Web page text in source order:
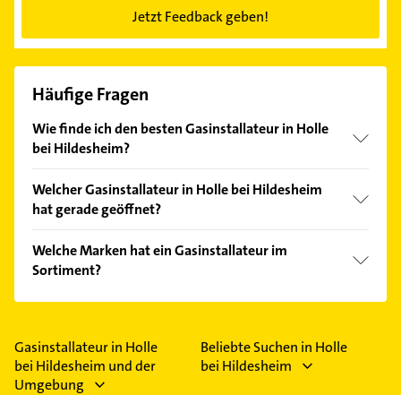
Jetzt Feedback geben!
Häufige Fragen
Wie finde ich den besten Gasinstallateur in Holle
bei Hildesheim?
Kundenmeinungen und profitieren Sie von den
Empfehlungen. Die Suchergebnisse können Sie sich
Welcher Gasinstallateur in Holle bei Hildesheim
hat gerade geöffnet?
Bitte beachten Sie, dass diese an Sonn- und
Feiertagen abweichen können.
Welche Marken hat ein Gasinstallateur im
Sortiment?
Der Gasinstallateur verkauft Marken wie Vaillant.
Gasinstallateur in Holle
bei Hildesheim und der
Umgebung
Beliebte Suchen in Holle
bei Hildesheim